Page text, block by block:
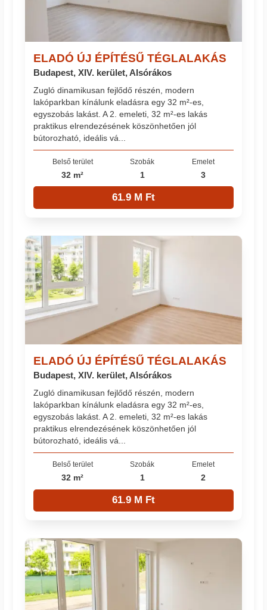
ELADÓ ÚJ ÉPÍTÉSŰ TÉGLALAKÁS
Budapest, XIV. kerület, Alsórákos
Zugló dinamikusan fejlődő részén, modern
lakóparkban kínálunk eladásra egy 32 m²-es,
egyszobás lakást. A 2. emeleti, 32 m²-es lakás
praktikus elrendezésének köszönhetően jól
bútorozható, ideális vá...
Belső terület
32 m²
Szobák
1
Emelet
3
61.9 M Ft
ELADÓ ÚJ ÉPÍTÉSŰ TÉGLALAKÁS
Budapest, XIV. kerület, Alsórákos
Zugló dinamikusan fejlődő részén, modern
lakóparkban kínálunk eladásra egy 32 m²-es,
egyszobás lakást. A 2. emeleti, 32 m²-es lakás
praktikus elrendezésének köszönhetően jól
bútorozható, ideális vá...
Belső terület
32 m²
Szobák
1
Emelet
2
61.9 M Ft